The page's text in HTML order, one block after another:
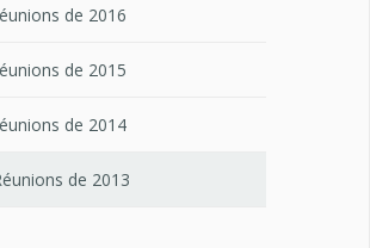
de 2016
de 2015
de 2014
de 2013